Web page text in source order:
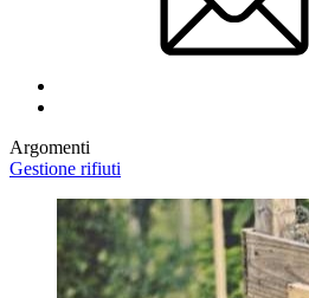
Argomenti
Gestione rifiuti